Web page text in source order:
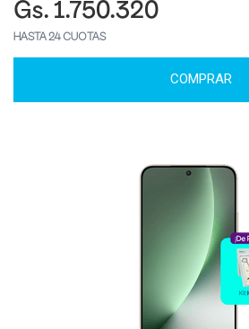
Gs. 1.750.320
HASTA 24 CUOTAS
COMPRAR